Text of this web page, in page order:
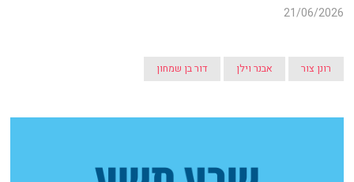
21/06/2026
רונן צור אבנר וילן דור בן שמחון